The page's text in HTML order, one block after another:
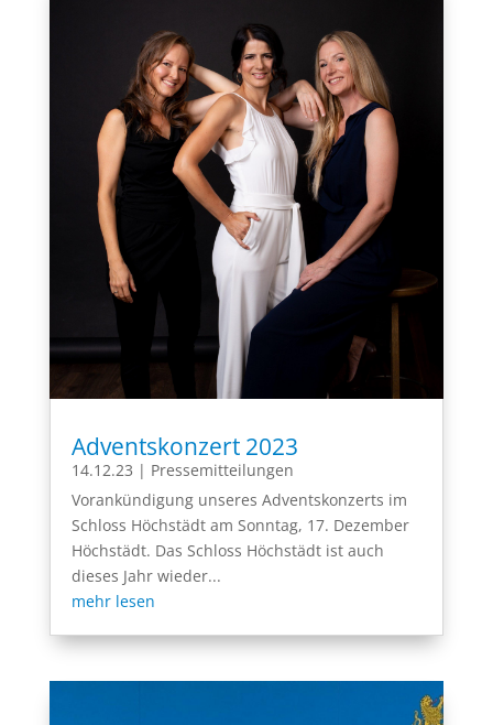
Adventskonzert 2023
14.12.23 | Pressemitteilungen
Vorankündigung unseres Adventskonzerts im
Schloss Höchstädt am Sonntag, 17. Dezember
Höchstädt. Das Schloss Höchstädt ist auch
dieses Jahr wieder...
mehr lesen